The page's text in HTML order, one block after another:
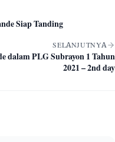
Siap Tanding
SELANJUTNYA
dalam PLG Subrayon 1 Tahun
2021 – 2nd day